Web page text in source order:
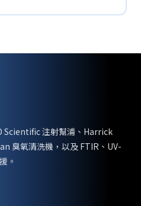
Scientific 注射幫浦、Harrick
臭氧清洗機，以及 FTIR、UV-
。